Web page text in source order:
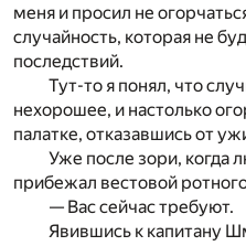
меня и просил не
случайность, которая не
последствий.
Тут-то я понял, что
нехорошее, и настолько
палатке, отказавшись от
Уже после зори, когда
прибежал вестовой
— Вас сейчас требуют.
Явившись к капитану